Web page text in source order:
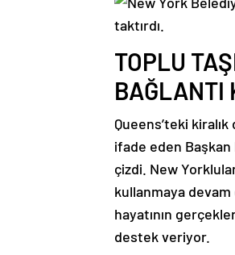
TOPLU
BAĞLANTI
Queens’teki
ifade eden Başkan
çizdi. New
kullanmaya devam
hayatının
destek veriyor.